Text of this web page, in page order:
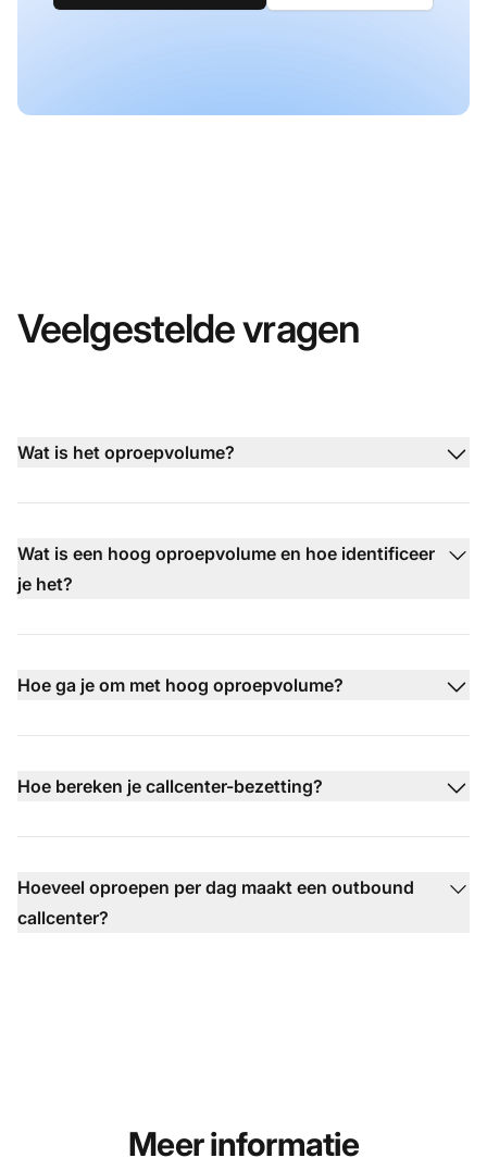
Veelgestelde vragen
Wat is het oproepvolume?
Wat is een hoog oproepvolume en hoe identificeer
je het?
Hoe ga je om met hoog oproepvolume?
Hoe bereken je callcenter-bezetting?
Hoeveel oproepen per dag maakt een outbound
callcenter?
Meer informatie